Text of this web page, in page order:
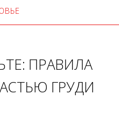
ПРАВИЛА
ГРУДИ